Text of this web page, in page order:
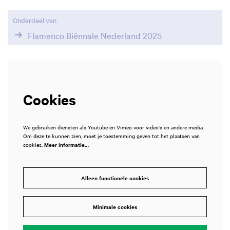
Onderdeel van
Flamenco Biënnale Nederland 2025
Cookies
We gebruiken diensten als Youtube en Vimeo voor video's en andere media.
Om deze te kunnen zien, moet je toestemming geven tot het plaatsen van
cookies. Meer informatie…
Alleen functionele cookies
Minimale cookies